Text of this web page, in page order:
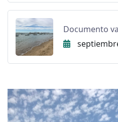
Documento